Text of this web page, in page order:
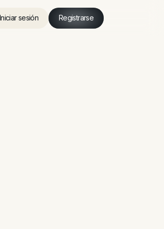
Iniciar sesión
Registrarse
Registrarse